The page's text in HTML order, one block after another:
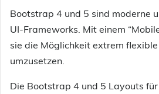
Bootstrap 4 und 5 sind moderne
UI-Frameworks. Mit einem
sie die Möglichkeit extrem
umzusetzen.
Die Bootstrap 4 und 5 Layouts